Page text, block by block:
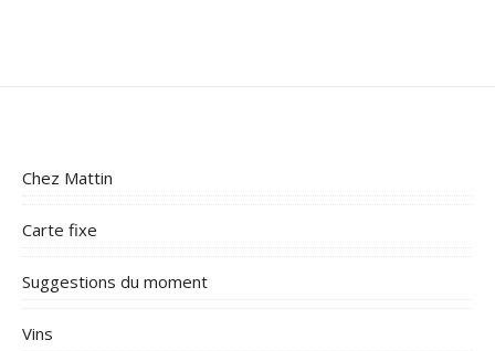
Chez Mattin
Carte fixe
Suggestions du moment
Vins